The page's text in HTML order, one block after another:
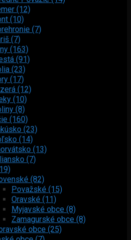
(12)
(10)
(7)
(7)
(163)
(91)
(23)
(17)
(12)
(10)
(8)
(160)
(23)
(14)
(13)
(7)
(82)
Považské (15)
Oravské (11)
Myjavské obce (8)
Zamagurské obce (8)
obce (25)